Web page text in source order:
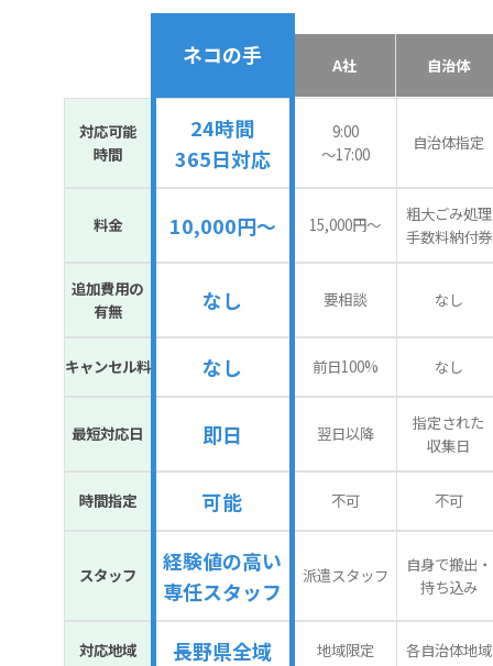
ネコの手 A社 自治体
対応可能
時間
24時間
365日対応
9:00
〜17:00
自治体指定
料金 10,000円～ 15,000円〜
粗大ごみ処理
手数料納付券
追加費用の
有無
なし 要相談 なし
キャンセル料 なし 前日100% なし
最短対応日 即日 翌日以降
指定された
収集日
時間指定 可能 不可 不可
スタッフ
経験値の高い
専任スタッフ
派遣スタッフ
自身で搬出・
持ち込み
対応地域 長野県全域 地域限定 各自治体地域